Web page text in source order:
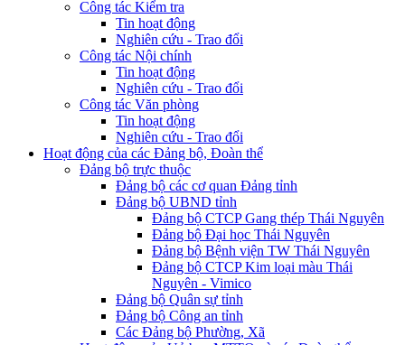
Công tác Kiểm tra
Tin hoạt động
Nghiên cứu - Trao đổi
Công tác Nội chính
Tin hoạt động
Nghiên cứu - Trao đổi
Công tác Văn phòng
Tin hoạt động
Nghiên cứu - Trao đổi
Hoạt động của các Đảng bộ, Đoàn thể
Đảng bộ trực thuộc
Đảng bộ các cơ quan Đảng tỉnh
Đảng bộ UBND tỉnh
Đảng bộ CTCP Gang thép Thái Nguyên
Đảng bộ Đại học Thái Nguyên
Đảng bộ Bệnh viện TW Thái Nguyên
Đảng bộ CTCP Kim loại màu Thái
Nguyên - Vimico
Đảng bộ Quân sự tỉnh
Đảng bộ Công an tỉnh
Các Đảng bộ Phường, Xã